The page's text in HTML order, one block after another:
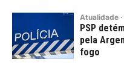
Atualidade ·
PSP
pela
fogo